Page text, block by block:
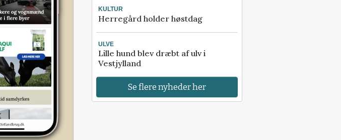
KULTUR
Herregård holder høstdag
ULVE
Lille hund blev dræbt af ulv i
Vestjylland
Se flere nyheder her